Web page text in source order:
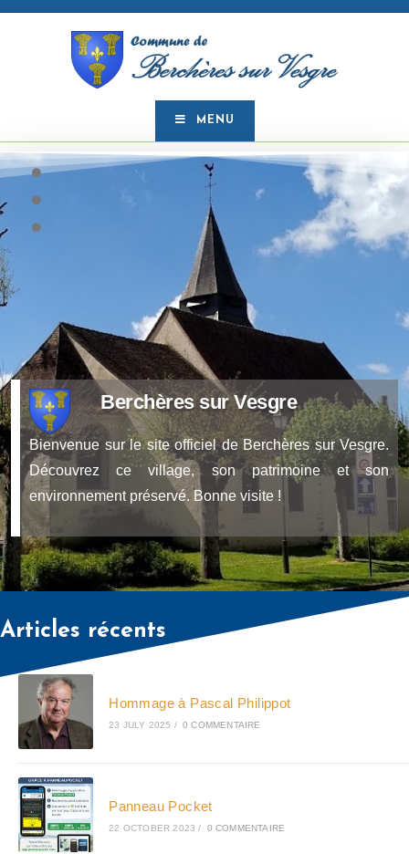
MENU
Berchères sur Vesgre
Bienvenue sur le site officiel de Berchères sur Vesgre.
Découvrez ce village, son patrimoine et son
environnement préservé. Bonne visite !
Articles récents
Hommage à Pascal Philippot
23 JULY 2025 / 0 COMMENTAIRE
Panneau Pocket
22 OCTOBER 2023 / 0 COMMENTAIRE